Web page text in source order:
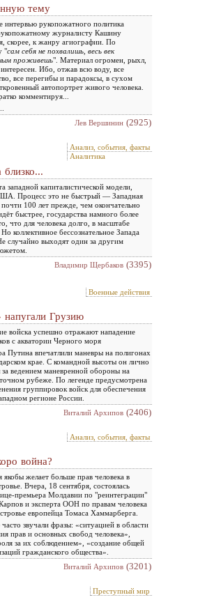
тему
интервью рукопожатного политика
журналисту Кашину
скорее, к жанру агиографии. По
"сам себя не похвалишь, весь век
проживешь". Материал огромен, рыхл,
Ибо, отжав всю воду, все
все перегибы и парадоксы, в сухом
автопортрет живого человека.
комментируя...
Лев Вершинин (2925)
Анализ, события, факты
Аналитика
западной капиталистической модели,
Процесс это не быстрый — Западная
100 лет прежде, чем окончательно
быстрее, государства намного более
что для человека долго, в масштабе
коллективное бессознательное Запада
случайно выходят один за другим
Владимир Щербаков (3395)
Военные действия
напугали Грузию
войска успешно отражают нападение
с акватории Черного моря
Путина впечатлили маневры на полигонах
крае. С командной высоты он лично
за ведением маневренной обороны на
рубеже. По легенде предусмотрена
группировок войск для обеспечения
регионе России.
Виталий Архипов (2406)
Анализ, события, факты
война?
якобы желает больше прав человека в
Вчера, 18 сентября, состоялась
премьера Молдавии по "реинтеграции"
и эксперта ООН по правам человека
европейца Томаса Хаммарберга.
звучали фразы: «ситуацией в области
прав и основных свобод человека»,
за их соблюдением», «создание общей
гражданского общества».
Виталий Архипов (3201)
Преступный мир